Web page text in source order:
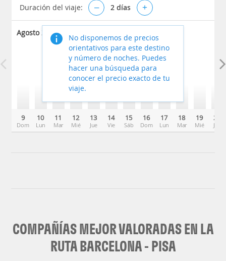
Duración del viaje: – 2 días +
Agosto 2026
9
Dom
10
Lun
11
Mar
12
Mié
13
Jue
14
Vie
15
Sáb
16
Dom
17
Lun
18
Mar
19
Mié
20
Jue
No disponemos de precios
orientativos para este destino
y número de noches. Puedes
hacer una búsqueda para
conocer el precio exacto de tu
viaje.
COMPAÑÍAS MEJOR VALORADAS EN LA
RUTA BARCELONA - PISA